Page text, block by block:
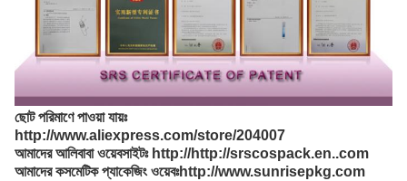
ছোট পরিমাণে পাওয়া যায়ঃ
http://www.aliexpress.com/store/204007
আমাদের আলিবাবা ওয়েবসাইটঃ http://http://srscospack.en..com
আমাদের কসমেটিক প্যাকেজিং ওয়েবঃhttp://www.sunrisepkg.com